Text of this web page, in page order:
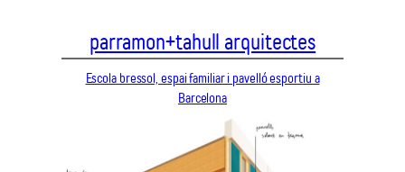
parramon+tahull arquitectes
Escola bressol, espai familiar i pavelló esportiu a
Barcelona